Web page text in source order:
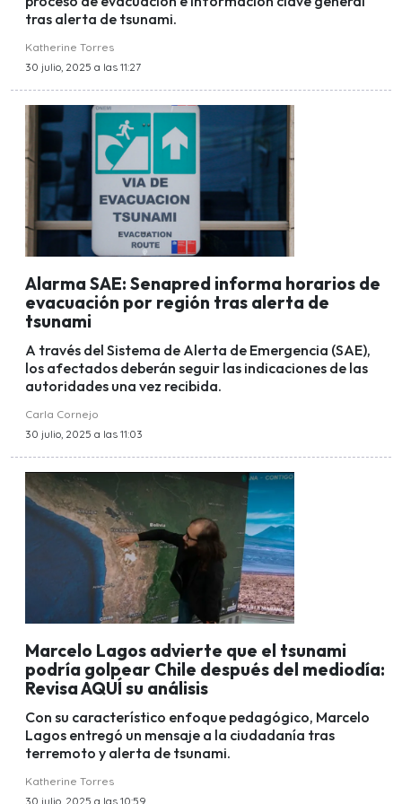
tras alerta de tsunami.
Katherine Torres
30 julio, 2025 a las 11:27
Alarma SAE: Senapred informa horarios de
evacuación por región tras alerta de
tsunami
A través del Sistema de Alerta de Emergencia (SAE),
los afectados deberán seguir las indicaciones de las
autoridades una vez recibida.
Carla Cornejo
30 julio, 2025 a las 11:03
Marcelo Lagos advierte que el tsunami
podría golpear Chile después del mediodía:
Revisa AQUÍ su análisis
Con su característico enfoque pedagógico, Marcelo
Lagos entregó un mensaje a la ciudadanía tras
terremoto y alerta de tsunami.
Katherine Torres
30 julio, 2025 a las 10:59